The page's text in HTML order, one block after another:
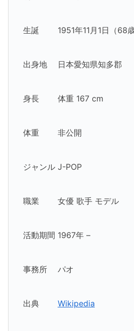
生誕 1951年11月1日（68歳
出身地 日本愛知県知多郡
身長 体重 167 cm
体重 非公開
ジャンル J-POP
職業 女優 歌手 モデル
活動期間 1967年 –
事務所 パオ
出典 Wikipedia